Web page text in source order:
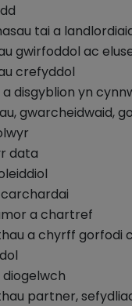
tai a
gwirfoddol ac
crefyddol
disgyblion yn
gwarcheidwaid,
data
carchardai
a chartref
a chyrff gorfodi
partner,